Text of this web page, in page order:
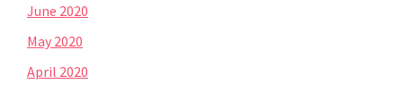
June 2020
May 2020
April 2020